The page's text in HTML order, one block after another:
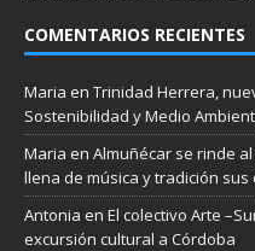
COMENTARIOS RECIENTES
Maria en Trinidad Herrera,
Sostenibilidad y Medio
Maria en Almuñécar se rinde
llena de música y tradición sus
Antonia en El colectivo Arte
excursión cultural a Córdoba